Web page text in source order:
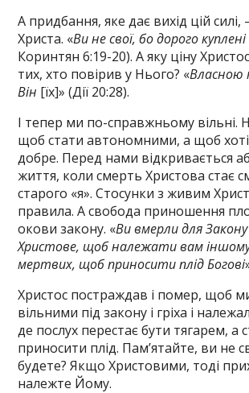
А придбання, яке дає вихід цій
Христа. «Ви не свої, бо дорого
Коринтян 6:19-20). А яку ціну
тих, хто повірив у Нього? «Власною
Він [їх]» (Дії 20:28).
І тепер ми по-справжньому вільні.
щоб стати автономними, а щоб
добре. Перед нами відкривається
життя, коли смерть Христова стає
старого «я». Стосунки з живим
правила. А свобода приношення
окови закону. «Ви вмерли для
Христове, щоб належати вам
мертвих, щоб приносити плід Богові
Христос постраждав і помер, щоб
вільними під закону і гріха і
де послух перестає бути тягарем, а
приносити плід. Пам’ятайте, ви не
будете? Якщо Христовими, тоді
належте Йому.